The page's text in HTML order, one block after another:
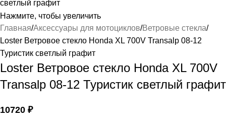
Нажмите, чтобы увеличить
Главная Аксессуары для мотоциклов Ветровые стекла
Loster Ветровое стекло Honda XL 700V Transalp 08-12
Туристик светлый графит
Loster Ветровое стекло Honda XL 700V
Transalp 08-12 Туристик светлый графит
10720 ₽